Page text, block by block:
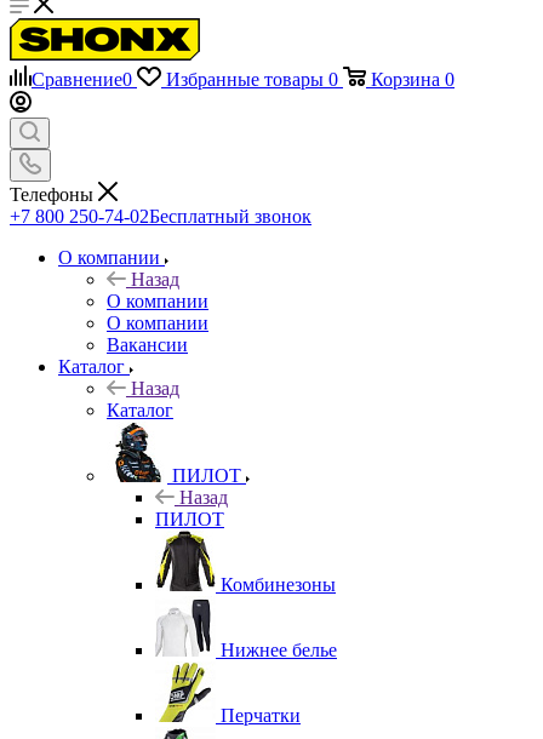
Сравнение0 Избранные товары 0 Корзина 0
Телефоны
+7 800 250-74-02Бесплатный звонок
О компании
Назад
О компании
О компании
Вакансии
Каталог
Назад
Каталог
ПИЛОТ
Назад
ПИЛОТ
Комбинезоны
Нижнее белье
Перчатки